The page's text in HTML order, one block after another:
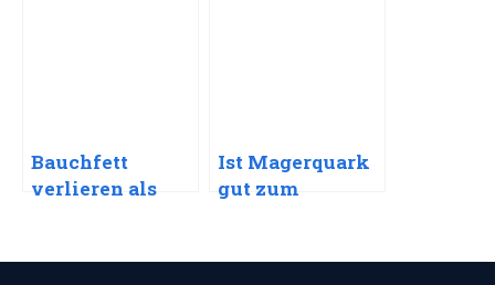
Bauchfett
verlieren als
fitteren Körper
Ist Magerquark
gut zum
einem